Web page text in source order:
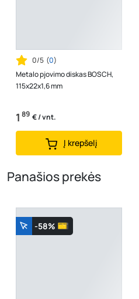
0/5 (0)
Metalo pjovimo diskas BOSCH,
115x22x1,6 mm
1 89 € / vnt.
Į krepšelį
Panašios prekės
-58%